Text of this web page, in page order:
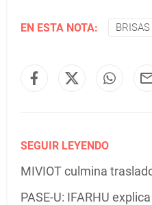
EN ESTA NOTA:
SEGUIR LEYENDO
MIVIOT culmina
PASE-U: IFARHU